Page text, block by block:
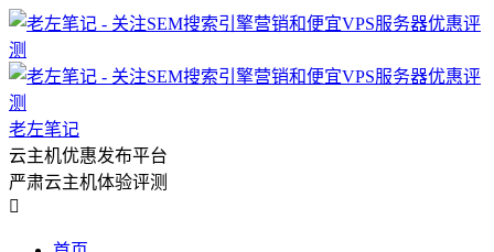
老左笔记
云主机优惠发布平台
严肃云主机体验评测
